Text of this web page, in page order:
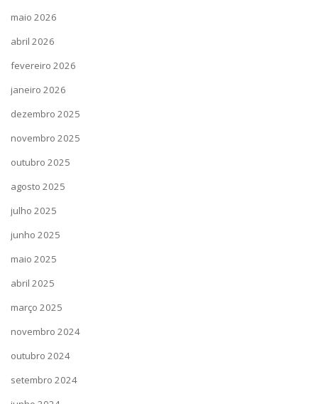
maio 2026
abril 2026
fevereiro 2026
janeiro 2026
dezembro 2025
novembro 2025
outubro 2025
agosto 2025
julho 2025
junho 2025
maio 2025
abril 2025
março 2025
novembro 2024
outubro 2024
setembro 2024